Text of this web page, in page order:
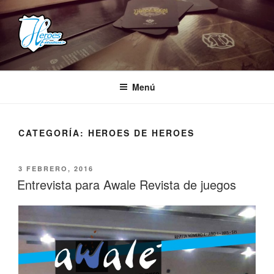
Saltar
al
contenido
HEROES ESTUDIOS
– Comunidad Creativa –
Menú
CATEGORÍA: HEROES DE HEROES
PUBLICADO
EL
3 FEBRERO, 2016
Entrevista para Awale Revista de juegos